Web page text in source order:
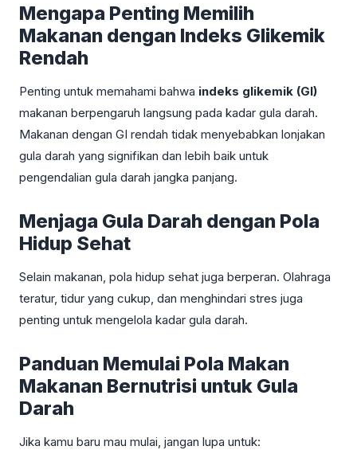
Mengapa Penting Memilih
Makanan dengan Indeks Glikemik
Rendah
Penting untuk memahami bahwa indeks glikemik (GI)
makanan berpengaruh langsung pada kadar gula darah.
Makanan dengan GI rendah tidak menyebabkan lonjakan
gula darah yang signifikan dan lebih baik untuk
pengendalian gula darah jangka panjang.
Menjaga Gula Darah dengan Pola
Hidup Sehat
Selain makanan, pola hidup sehat juga berperan. Olahraga
teratur, tidur yang cukup, dan menghindari stres juga
penting untuk mengelola kadar gula darah.
Panduan Memulai Pola Makan
Makanan Bernutrisi untuk Gula
Darah
Jika kamu baru mau mulai, jangan lupa untuk: